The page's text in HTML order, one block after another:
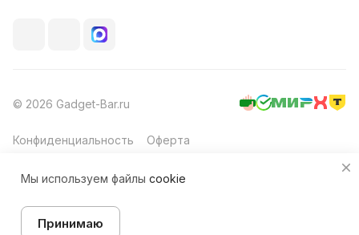
© 2026 Gadget-Bar.ru
Конфиденциальность Оферта
Мы используем файлы cookie
Принимаю